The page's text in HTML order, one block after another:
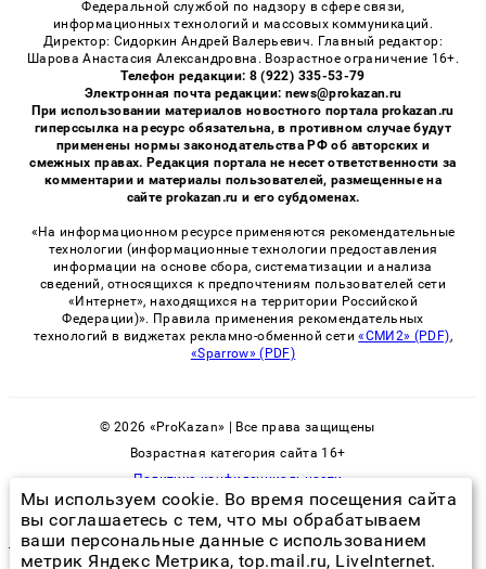
Федеральной службой по надзору в сфере связи,
информационных технологий и массовых коммуникаций.
Директор: Сидоркин Андрей Валерьевич. Главный редактор:
Шарова Анастасия Александровна. Возрастное ограничение 16+.
Телефон редакции: 8 (922) 335-53-79
Электронная почта редакции: news@prokazan.ru
При использовании материалов новостного портала prokazan.ru
гиперссылка на ресурс обязательна, в противном случае будут
применены нормы законодательства РФ об авторских и
смежных правах. Редакция портала не несет ответственности за
комментарии и материалы пользователей, размещенные на
сайте prokazan.ru и его субдоменах.
«На информационном ресурсе применяются рекомендательные
технологии (информационные технологии предоставления
информации на основе сбора, систематизации и анализа
сведений, относящихся к предпочтениям пользователей сети
«Интернет», находящихся на территории Российской
Федерации)». Правила применения рекомендательных
технологий в виджетах рекламно-обменной сети«СМИ2» (PDF),
«Sparrow» (PDF)
© 2026 «ProKazan» | Все права защищены
Возрастная категория сайта 16+
Политика конфиденциальности
начали появляться тараканы в квартире что делать
Мы используем cookie. Во время посещения сайта
вы соглашаетесь с тем, что мы обрабатываем
ваши персональные данные с использованием
метрик Яндекс Метрика, top.mail.ru, LiveInternet.